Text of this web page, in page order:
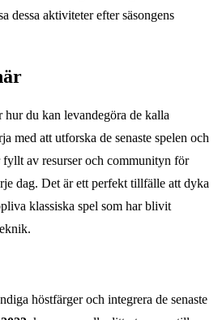
dessa aktiviteter efter säsongens
du kan levandegöra de kalla
med att utforska de senaste spelen och
av resurser och communityn för
dag. Det är ett perfekt tillfälle att dyka
klassiska spel som har blivit
höstfärger och integrera de senaste